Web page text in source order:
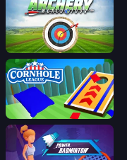
Archery World Tour
Cornhole League